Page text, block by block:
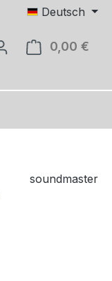
Deutsch
0,00 €
soundmaster